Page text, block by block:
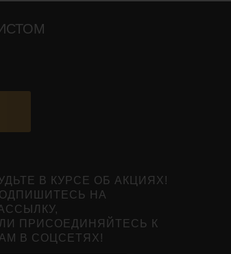
В КУРСЕ ОБ АКЦИЯХ!
НА
ПРИСОЕДИНЯЙТЕСЬ К
В СОЦСЕТЯХ!